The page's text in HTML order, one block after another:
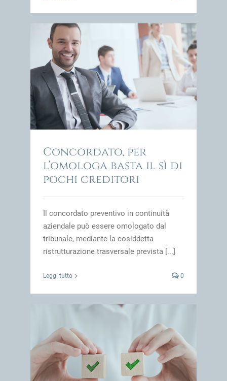
Concordato, per
l’omologa basta il sì di
pochi creditori
Il concordato preventivo in continuità
aziendale può essere omologato dal
tribunale, mediante la cosiddetta
ristrutturazione trasversale prevista [...]
Leggi tutto 0